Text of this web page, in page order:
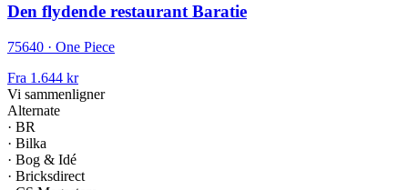
Den flydende restaurant Baratie
75640 · One Piece
Fra 1.644 kr
Vi sammenligner
Alternate
· BR
· Bilka
· Bog & Idé
· Bricksdirect